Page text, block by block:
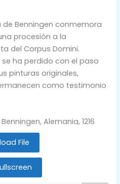
Benningen conmemora
procesión a la
del Corpus Domini.
se ha perdido con el paso
pinturas originales,
como testimonio
Alemania, 1216
File